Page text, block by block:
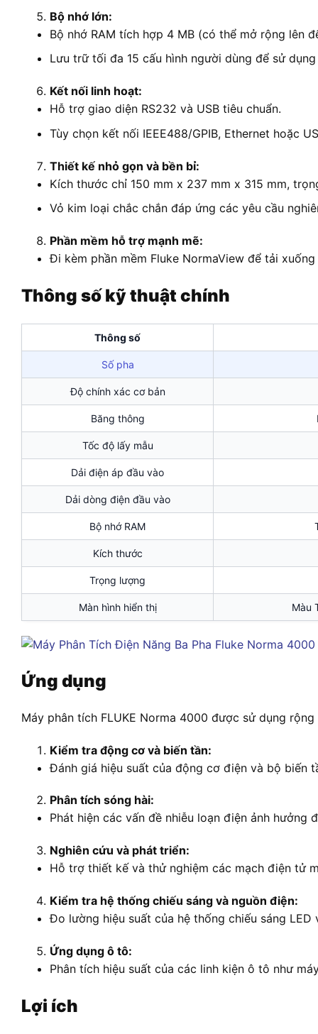
Bộ nhớ lớn:
Bộ nhớ RAM tích hợp 4 MB (có thể mở rộng lên
Lưu trữ tối đa 15 cấu hình người dùng để sử
Kết nối linh hoạt:
Hỗ trợ giao diện RS232 và USB tiêu chuẩn.
Tùy chọn kết nối IEEE488/GPIB, Ethernet hoặc
Thiết kế nhỏ gọn và bền bỉ:
Kích thước chỉ 150 mm x 237 mm x 315 mm,
Vỏ kim loại chắc chắn đáp ứng các yêu cầu
Phần mềm hỗ trợ mạnh mẽ:
Đi kèm phần mềm Fluke NormaView để tải
Thông số kỹ thuật chính
Thông số
Số pha
Độ chính xác cơ bản
Băng thông
Tốc độ lấy mẫu
Dải điện áp đầu vào
Dải dòng điện đầu vào
Bộ nhớ RAM
Kích thước
Trọng lượng
Màn hình hiển thị Màu
Ứng dụng
Máy phân tích FLUKE Norma 4000 được sửdụng rộng
Kiểm tra động cơ và biến tần:
Đánh giá hiệu suất của động cơ điện và bộ biến
Phân tích sóng hài:
Phát hiện các vấn đề nhiễu loạn điện ảnh hưởng
Nghiên cứu và phát triển:
Hỗ trợ thiết kế và thử nghiệm các mạch điện tử
Kiểm tra hệ thống chiếu sáng và nguồn điện:
Đo lường hiệu suất của hệ thống chiếu sáng LED
Ứng dụng ô tô:
Phân tích hiệu suất của các linh kiện ô tô như
Lợi ích